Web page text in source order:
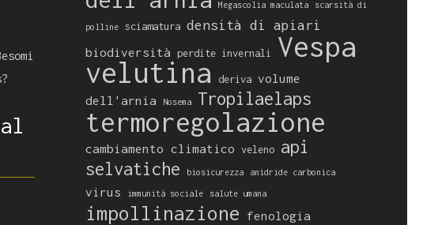
Megascolia maculata scarsità di
polline sciamatura densità di apiari
biodiversità perdite invernali Vespa
velutina deriva volume
dell'arnia
Nosema Tropilaelaps
termoregolazione
cambiamento climatico veleno api
selvatiche
biosicurezza anidride carbonica
virus immunità sociale salute umana
impollinazione fenologia